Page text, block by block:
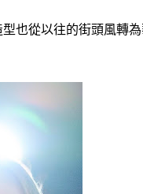
也從以往的街頭風轉